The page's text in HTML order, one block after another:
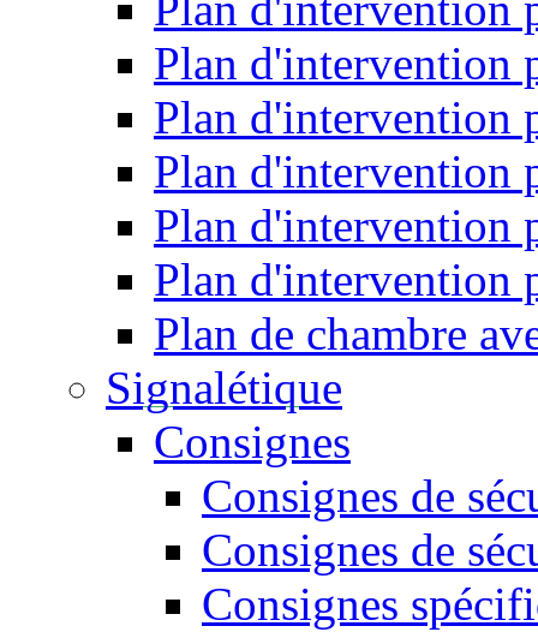
Plan d'intervention
Plan d'intervention
Plan d'intervention
Plan d'intervention
Plan d'intervention
Plan de chambre
Signalétique
Consignes
Consignes de
Consignes de
Consignes